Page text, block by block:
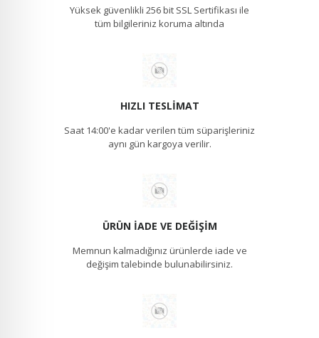
Yüksek güvenlikli 256 bit SSL Sertifikası ile
tüm bilgileriniz koruma altında
HIZLI TESLIMAT
Saat 14:00'e kadar verilen tüm süparişleriniz
aynı gün kargoya verilir.
ÜRÜN İADE VE DEĞIŞIM
Memnun kalmadığınız ürünlerde iade ve
değişim talebinde bulunabilirsiniz.